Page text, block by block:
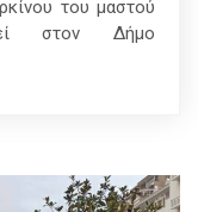
του μαστού
στον Δήμο